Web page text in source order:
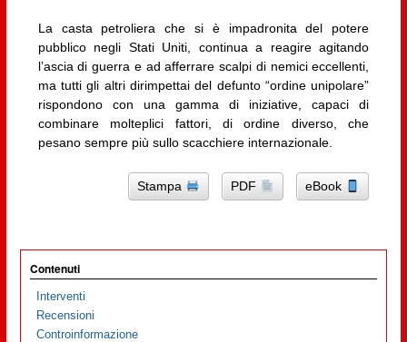
La casta petroliera che si è impadronita del potere
pubblico negli Stati Uniti, continua a reagire agitando
l’ascia di guerra e ad afferrare scalpi di nemici eccellenti,
ma tutti gli altri dirimpettai del defunto “ordine unipolare”
rispondono con una gamma di iniziative, capaci di
combinare molteplici fattori, di ordine diverso, che
pesano sempre più sullo scacchiere internazionale.
Stampa PDF eBook
Contenuti
Interventi
Recensioni
Controinformazione